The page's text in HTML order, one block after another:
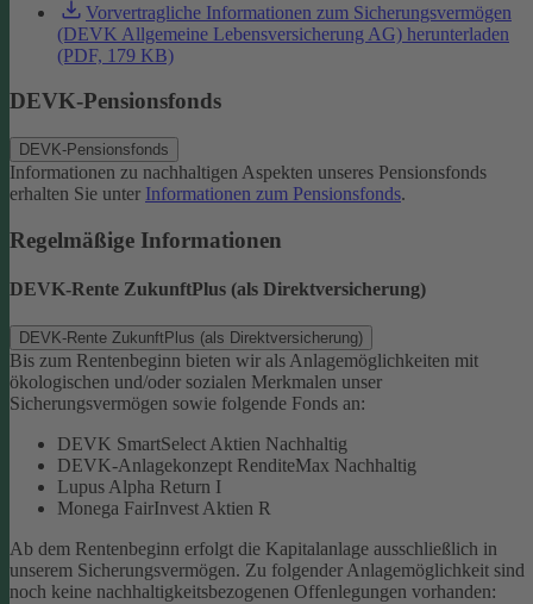
Vorvertragliche Informationen zum Sicherungsvermögen
(DEVK Allgemeine Lebensversicherung AG) herunterladen
(PDF, 179 KB)
DEVK-Pensionsfonds
DEVK-Pensionsfonds
Informationen zu nachhaltigen Aspekten unseres Pensionsfonds
erhalten Sie unter Informationen zum Pensionsfonds.
Regelmäßige Informationen
DEVK-Rente ZukunftPlus (als Direktversicherung)
DEVK-Rente ZukunftPlus (als Direktversicherung)
Bis zum Rentenbeginn bieten wir als Anlagemöglichkeiten mit
ökologischen und/oder sozialen Merkmalen unser
Sicherungsvermögen sowie folgende Fonds an:
DEVK SmartSelect Aktien Nachhaltig
DEVK-Anlagekonzept RenditeMax Nachhaltig
Lupus Alpha Return I
Monega FairInvest Aktien R
Ab dem Rentenbeginn erfolgt die Kapitalanlage ausschließlich in
unserem Sicherungsvermögen. Zu folgender Anlagemöglichkeit sind
noch keine nachhaltigkeitsbezogenen Offenlegungen vorhanden: